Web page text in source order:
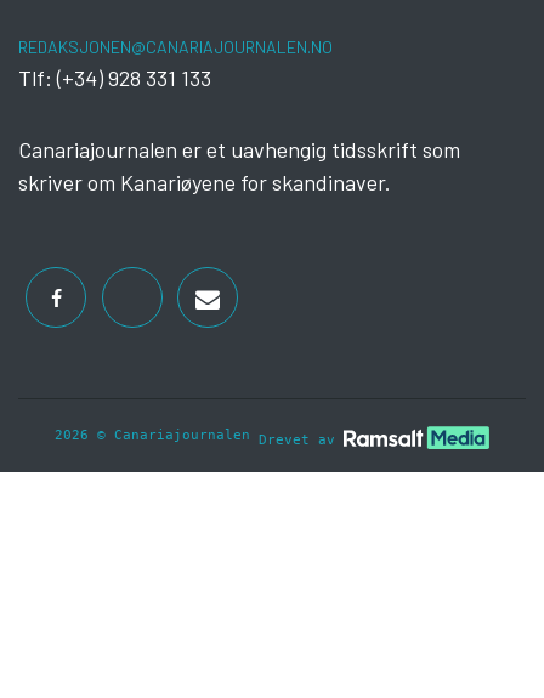
REDAKSJONEN@CANARIAJOURNALEN.NO
Tlf: (+34) 928 331 133
Canariajournalen er et uavhengig tidsskrift som
skriver om Kanariøyene for skandinaver.
2026 © Canariajournalen Drevet av